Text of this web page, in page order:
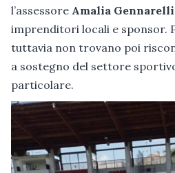
l’assessore Amalia Gennarelli
imprenditori locali e sponsor.
tuttavia non trovano poi
a sostegno del settore
particolare.